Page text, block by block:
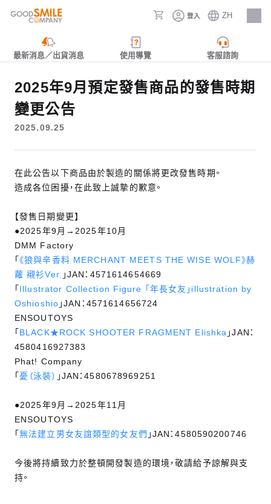
登入 ZH
人才招募
最新消息／出貨消息 使用導覽 客服諮詢
2025年9月預定發售商品的發售時期
變更公告
2025.09.25
在此公告以下商品由於製造的關係將更改發售時期。
造成各位困擾，在此致上誠摯的歉意。
【發售日期變更】
●2025年9月→2025年10月
DMM Factory
「《狼與辛香料 MERCHANT MEETS THE WISE WOLF》赫
蘿 襯衫Ver. 」JAN：4571614654669
「 Illustrator Collection Figure 「年長女友」illustration by
Oshioshio 」JAN：4571614656724
ENSOUTOYS
「 BLACK★ROCK SHOOTER FRAGMENT Elishka 」JAN：
4580416927383
Phat! Company
「憂（泳裝） 」JAN：4580678969251
●2025年9月→2025年11月
ENSOUTOYS
「無法建立男女友誼類型的女友們 」JAN：4580590200746
今後將持續致力於整頓開發製造的環境，敬請給予諒解與支
持。